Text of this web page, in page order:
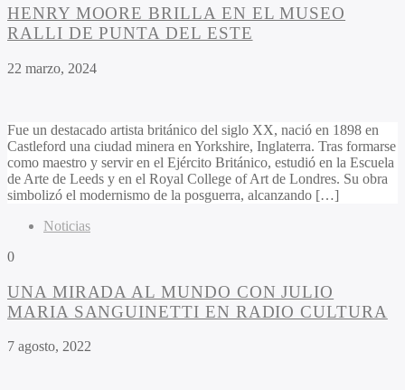
HENRY MOORE BRILLA EN EL MUSEO
RALLI DE PUNTA DEL ESTE
22 marzo, 2024
Fue un destacado artista británico del siglo XX, nació en 1898 en
Castleford una ciudad minera en Yorkshire, Inglaterra. Tras formarse
como maestro y servir en el Ejército Británico, estudió en la Escuela
de Arte de Leeds y en el Royal College of Art de Londres. Su obra
simbolizó el modernismo de la posguerra, alcanzando […]
Noticias
0
UNA MIRADA AL MUNDO CON JULIO
MARIA SANGUINETTI EN RADIO CULTURA
7 agosto, 2022